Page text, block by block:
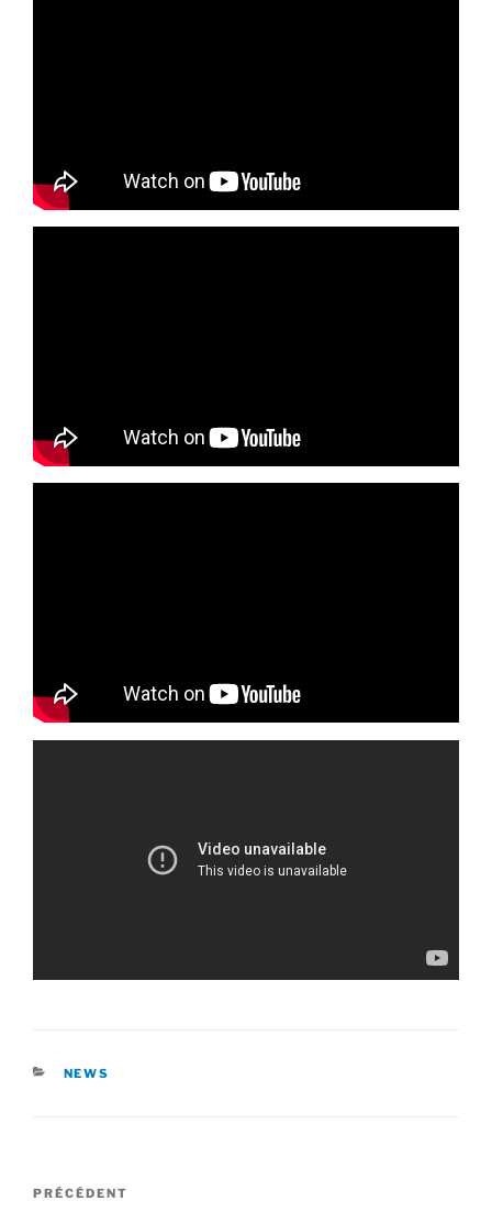
CATÉGORIES
NEWS
Navigation
Article
PRÉCÉDENT